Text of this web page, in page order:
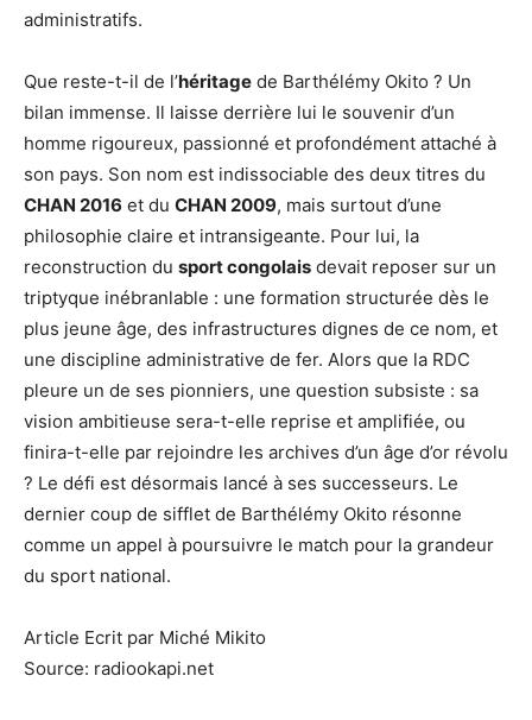
administratifs.
Que reste-t-il de l’héritage de Barthélémy Okito ? Un
bilan immense. Il laisse derrière lui le souvenir d’un
homme rigoureux, passionné et profondément attaché à
son pays. Son nom est indissociable des deux titres du
CHAN 2016 et du CHAN 2009, mais surtout d’une
philosophie claire et intransigeante. Pour lui, la
reconstruction du sport congolais devait reposer sur un
triptyque inébranlable : une formation structurée dès le
plus jeune âge, des infrastructures dignes de ce nom, et
une discipline administrative de fer. Alors que la RDC
pleure un de ses pionniers, une question subsiste : sa
vision ambitieuse sera-t-elle reprise et amplifiée, ou
finira-t-elle par rejoindre les archives d’un âge d’or révolu
? Le défi est désormais lancé à ses successeurs. Le
dernier coup de sifflet de Barthélémy Okito résonne
comme un appel à poursuivre le match pour la grandeur
du sport national.
Article Ecrit par Miché Mikito
Source: radiookapi.net